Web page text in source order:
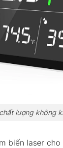
lượng không
biến laser